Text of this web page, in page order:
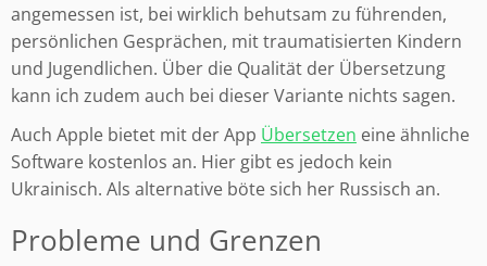
angemessen ist, bei wirklich behutsam zu führenden,
persönlichen Gesprächen, mit traumatisierten Kindern
und Jugendlichen. Über die Qualität der Übersetzung
kann ich zudem auch bei dieser Variante nichts sagen.
Auch Apple bietet mit der App Übersetzen eine ähnliche
Software kostenlos an. Hier gibt es jedoch kein
Ukrainisch. Als alternative böte sich her Russisch an.
Probleme und Grenzen